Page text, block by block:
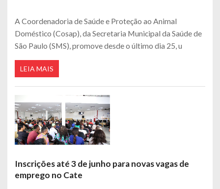
A Coordenadoria de Saúde e Proteção ao Animal
Doméstico (Cosap), da Secretaria Municipal da Saúde de
São Paulo (SMS), promove desde o último dia 25, u
LEIA MAIS
Inscrições até 3 de junho para novas vagas de
emprego no Cate